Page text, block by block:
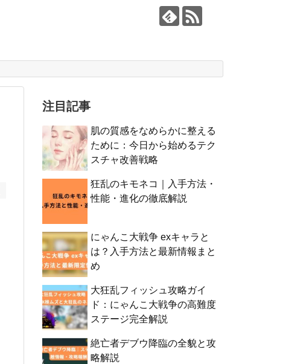
注目記事
肌の質感をなめらかに整える
ために：今日から始めるテク
スチャ改善戦略
狂乱のキモネコ｜入手方法・
性能・進化の徹底解説
にゃんこ大戦争 exキャラと
は？入手方法と最新情報まと
め
大狂乱フィッシュ攻略ガイ
ド：にゃんこ大戦争の高難度
ステージ完全解説
絶亡者デブウ降臨の全貌と攻
略解説